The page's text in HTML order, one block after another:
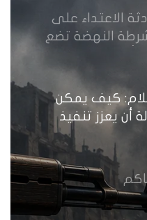
الاعتداء على
النهضة تضع
كيف يمكن
أن يعزز تنفيذ